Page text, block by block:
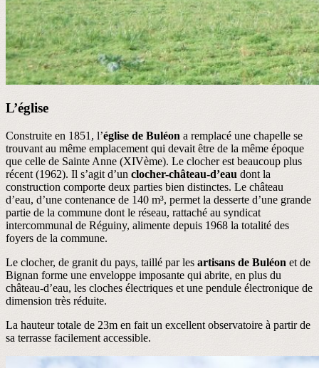
L’église
Construite en 1851, l’église de Buléon a remplacé une chapelle se
trouvant au même emplacement qui devait être de la même époque
que celle de Sainte Anne (XIVème). Le clocher est beaucoup plus
récent (1962). Il s’agit d’un clocher-château-d’eau dont la
construction comporte deux parties bien distinctes. Le château
d’eau, d’une contenance de 140 m³, permet la desserte d’une grande
partie de la commune dont le réseau, rattaché au syndicat
intercommunal de Réguiny, alimente depuis 1968 la totalité des
foyers de la commune.
Le clocher, de granit du pays, taillé par les artisans de Buléon et de
Bignan forme une enveloppe imposante qui abrite, en plus du
château-d’eau, les cloches électriques et une pendule électronique de
dimension très réduite.
La hauteur totale de 23m en fait un excellent observatoire à partir de
sa terrasse facilement accessible.